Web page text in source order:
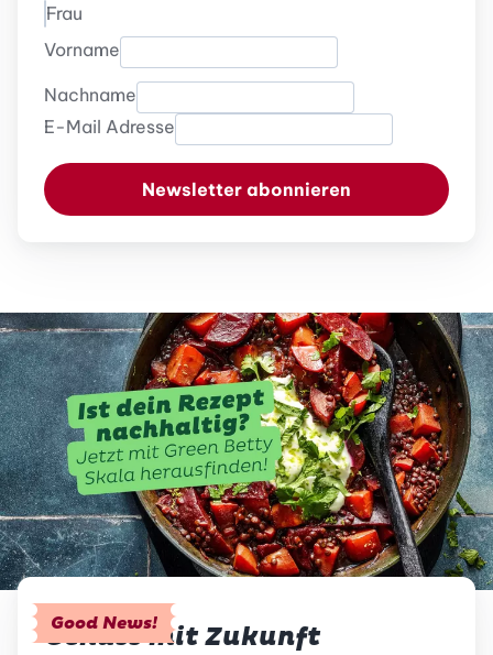
Frau
Vorname
Nachname
E-Mail Adresse
Newsletter abonnieren
Good News!
Genuss mit Zukunft